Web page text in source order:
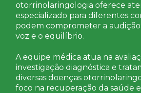
otorrinolaringologia oferece
especializado para diferentes
podem comprometer a audição,
voz e o equilíbrio.
A equipe médica atua na
investigação diagnóstica e
diversas doenças
foco na recuperação da saúde